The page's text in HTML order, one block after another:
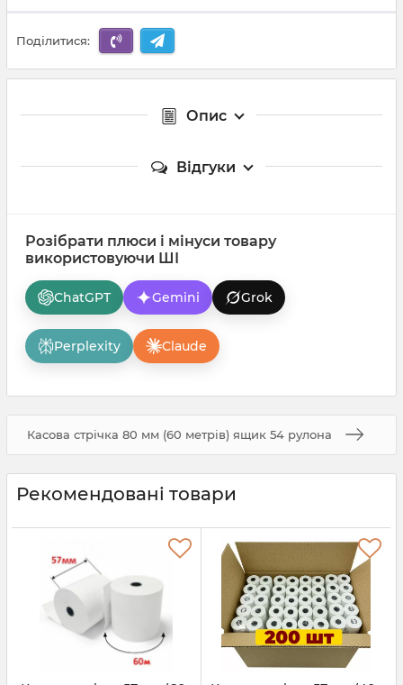
Поділитися:
Опис
Відгуки
Розібрати плюси і мінуси товару
використовуючи ШІ
ChatGPT Gemini Grok
Perplexity Claude
Касова стрічка 80 мм (60 метрів) ящик 54 рулона
Рекомендовані товари